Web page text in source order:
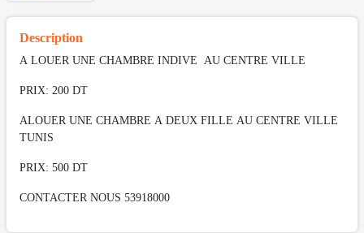
Description
A LOUER UNE CHAMBRE INDIVE AU CENTRE VILLE
PRIX: 200 DT
ALOUER UNE CHAMBRE A DEUX FILLE AU CENTRE VILLE
TUNIS
PRIX: 500 DT
CONTACTER NOUS 53918000